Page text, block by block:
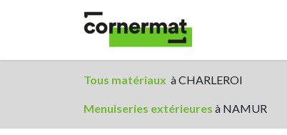
Tous matériaux à CHARLEROI
Menuiseries extérieures à NAMUR